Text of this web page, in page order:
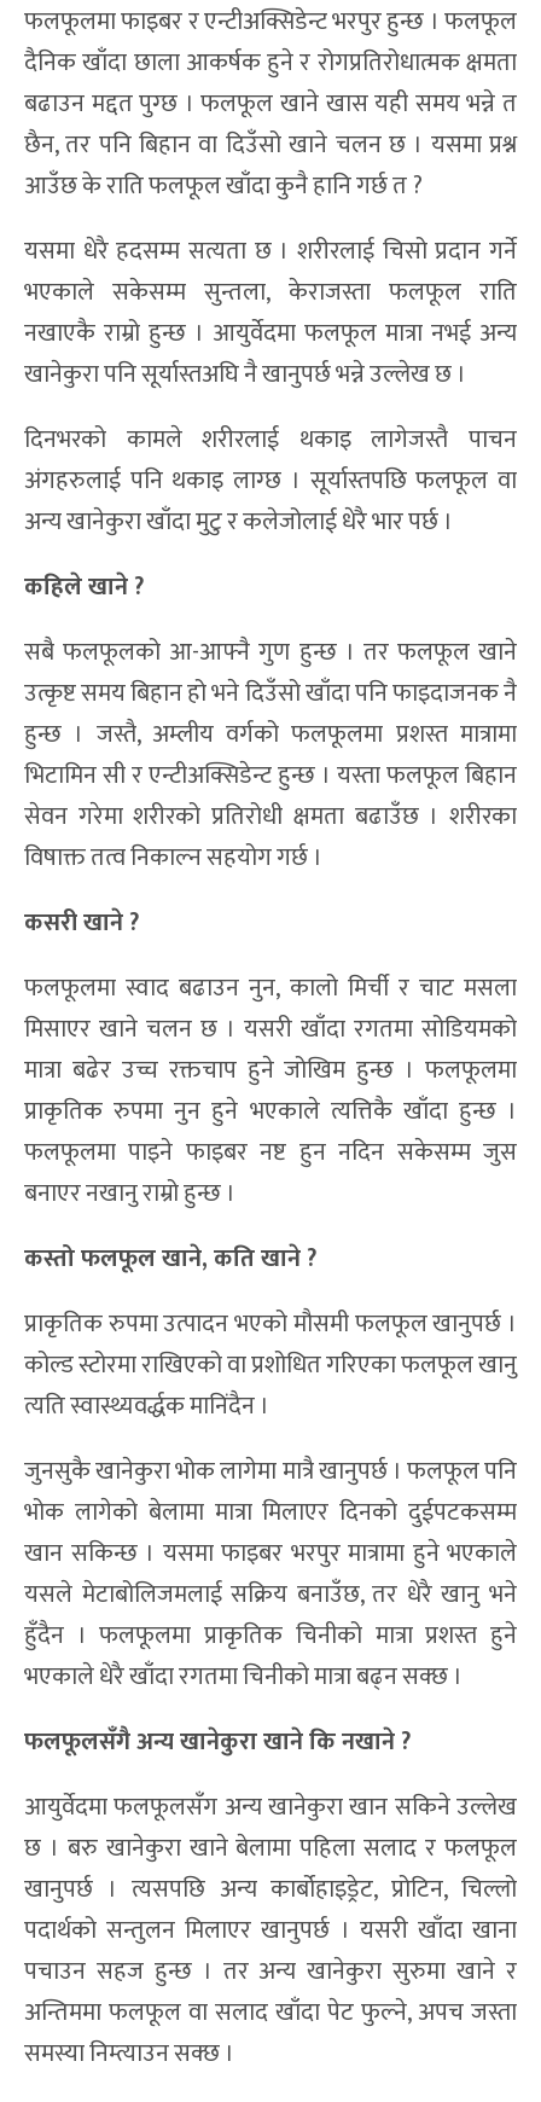
फलफूलमा फाइबर र एन्टीअक्सिडेन्ट भरपुर हुन्छ । फलफूल
दैनिक खाँदा छाला आकर्षक हुने र रोगप्रतिरोधात्मक क्षमता
बढाउन मद्दत पुग्छ । फलफूल खाने खास यही समय भन्ने त
छैन, तर पनि बिहान वा दिउँसो खाने चलन छ । यसमा प्रश्न
आउँछ के राति फलफूल खाँदा कुनै हानि गर्छ त ?
यसमा धेरै हदसम्म सत्यता छ । शरीरलाई चिसो प्रदान गर्ने
भएकाले सकेसम्म सुन्तला, केराजस्ता फलफूल राति
नखाएकै राम्रो हुन्छ । आयुर्वेदमा फलफूल मात्रा नभई अन्य
खानेकुरा पनि सूर्यास्तअघि नै खानुपर्छ भन्ने उल्लेख छ ।
दिनभरको कामले शरीरलाई थकाइ लागेजस्तै पाचन
अंगहरुलाई पनि थकाइ लाग्छ । सूर्यास्तपछि फलफूल वा
अन्य खानेकुरा खाँदा मुटु र कलेजोलाई धेरै भार पर्छ ।
कहिले खाने ?
सबै फलफूलको आ-आफ्नै गुण हुन्छ । तर फलफूल खाने
उत्कृष्ट समय बिहान हो भने दिउँसो खाँदा पनि फाइदाजनक नै
हुन्छ । जस्तै, अम्लीय वर्गको फलफूलमा प्रशस्त मात्रामा
भिटामिन सी र एन्टीअक्सिडेन्ट हुन्छ । यस्ता फलफूल बिहान
सेवन गरेमा शरीरको प्रतिरोधी क्षमता बढाउँछ । शरीरका
विषाक्त तत्व निकाल्न सहयोग गर्छ ।
कसरी खाने ?
फलफूलमा स्वाद बढाउन नुन, कालो मिर्ची र चाट मसला
मिसाएर खाने चलन छ । यसरी खाँदा रगतमा सोडियमको
मात्रा बढेर उच्च रक्तचाप हुने जोखिम हुन्छ । फलफूलमा
प्राकृतिक रुपमा नुन हुने भएकाले त्यत्तिकै खाँदा हुन्छ ।
फलफूलमा पाइने फाइबर नष्ट हुन नदिन सकेसम्म जुस
बनाएर नखानु राम्रो हुन्छ ।
कस्तो फलफूल खाने,कति खाने?
प्राकृतिक रुपमा उत्पादन भएको मौसमी फलफूल खानुपर्छ ।
कोल्ड स्टोरमा राखिएको वा प्रशोधित गरिएका फलफूल खानु
त्यति स्वास्थ्यवर्द्धक मानिंदैन ।
जुनसुकै खानेकुरा भोक लागेमा मात्रै खानुपर्छ । फलफूल पनि
भोक लागेको बेलामा मात्रा मिलाएर दिनको दुईपटकसम्म
खान सकिन्छ । यसमा फाइबर भरपुर मात्रामा हुने भएकाले
यसले मेटाबोलिजमलाई सक्रिय बनाउँछ, तर धेरै खानु भने
हुँदैन । फलफूलमा प्राकृतिक चिनीको मात्रा प्रशस्त हुने
भएकाले धेरै खाँदा रगतमा चिनीको मात्रा बढ्न सक्छ ।
फलफूलसँगै अन्य खानेकुरा खाने कि नखाने ?
आयुर्वेदमा फलफूलसँग अन्य खानेकुरा खान सकिने उल्लेख
छ । बरु खानेकुरा खाने बेलामा पहिला सलाद र फलफूल
खानुपर्छ । त्यसपछि अन्य कार्बोहाइड्रेट, प्रोटिन, चिल्लो
पदार्थको सन्तुलन मिलाएर खानुपर्छ । यसरी खाँदा खाना
पचाउन सहज हुन्छ । तर अन्य खानेकुरा सुरुमा खाने र
अन्तिममा फलफूल वा सलाद खाँदा पेट फुल्ने, अपच जस्ता
समस्या निम्त्याउन सक्छ ।